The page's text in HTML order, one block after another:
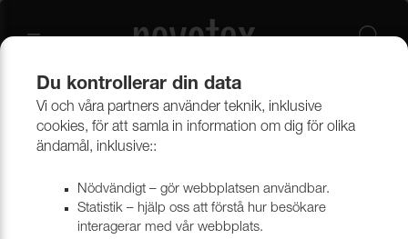
Tekniska vävar Vävar i syntetmaterial Fibertex
Du kontrollerar din data
Vi och våra partners använder teknik, inklusive
cookies, för att samla in information om dig för olika
ändamål, inklusive::
Nödvändigt – gör webbplatsen användbar.
Statistik – hjälp oss att förstå hur besökare
interagerar med vår webbplats.